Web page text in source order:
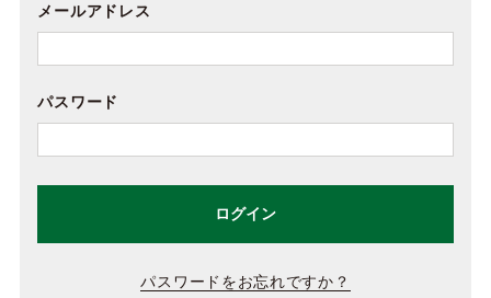
メールアドレス
パスワード
ログイン
パスワードをお忘れですか？